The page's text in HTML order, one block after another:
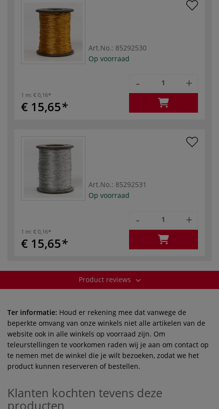
Art.No.: 85292530
Op voorraad
1 m: € 0,16
€ 15,65
- +
Art.No.: 85292531
Op voorraad
1 m: € 0,16
€ 15,65
- +
Product reviews
Ter informatie: Houd er rekening mee dat vanwege de
beperkte omvang van onze winkels niet alle artikelen van de
website ook in alle winkels op voorraad zijn. Om
teleurstellingen te voorkomen raden wij je aan om contact op
te nemen met de winkel die je wilt bezoeken, zodat we het
product kunnen reserveren of bestellen.
Klanten kochten tevens deze
producten